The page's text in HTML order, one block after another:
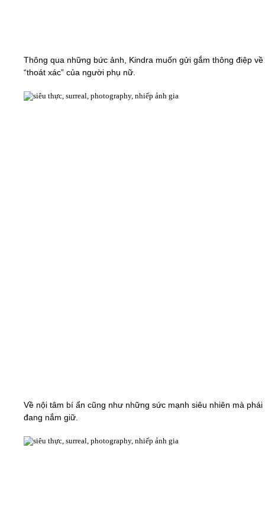
Thông qua những bức ảnh, Kindra muốn gửi gắm thông điệp
“thoát xác” của người phụ nữ.
Về nội tâm bí ẩn cũng như những sức mạnh siêu nhiên mà phái
đang nắm giữ.